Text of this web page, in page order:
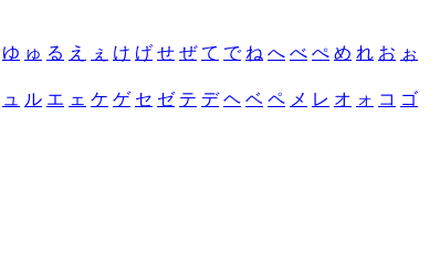
ゆ ゅ る え ぇ け げ せ ぜ て で ね へ べ ぺ め れ お ぉ
ュ ル エ ェ ケ ゲ セ ゼ テ デ ヘ ベ ペ メ レ オ ォ コ ゴ